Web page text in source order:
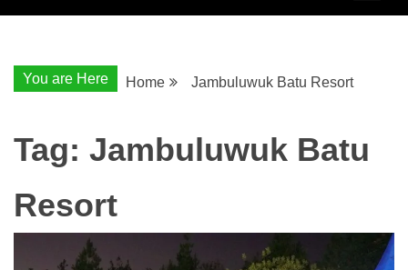
You are Here Home Jambuluwuk Batu Resort
Tag: Jambuluwuk Batu
Resort